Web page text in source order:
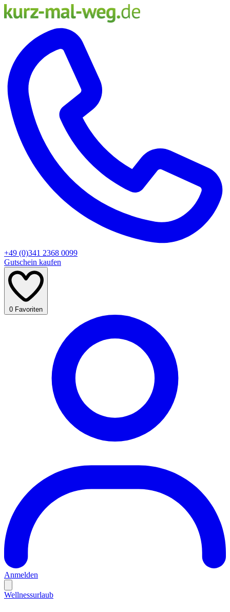
+49 (0)341 2368 0099
Gutschein kaufen
0 Favoriten
Anmelden
Wellnessurlaub